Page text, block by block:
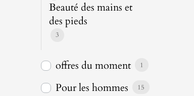
Beauté des mains et
des pieds
3
offres du moment 1
Pour les hommes 15